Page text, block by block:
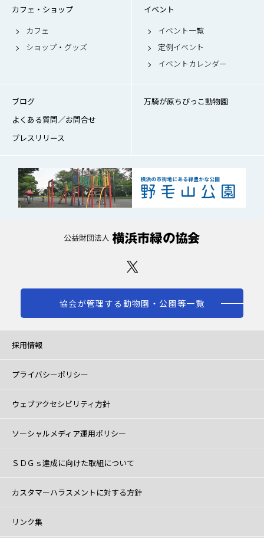
カフェ・ショップ
カフェ
ショップ・グッズ
イベント
イベント一覧
定例イベント
イベントカレンダー
ブログ
よくある質問／お問合せ
プレスリリース
万騎が原ちびっこ動物園
協会が管理する動物園・公園等一覧
採用情報
プライバシーポリシー
ウェブアクセシビリティ方針
ソーシャルメディア運用ポリシー
ＳＤＧｓ達成に向けた取組について
カスタマーハラスメントに対する方針
リンク集